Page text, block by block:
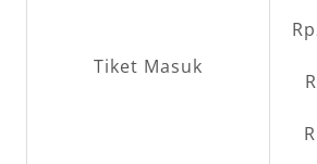
Tiket Masuk